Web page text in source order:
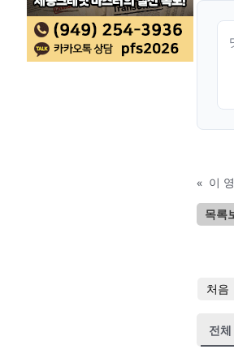
« 이
목록
처음
전